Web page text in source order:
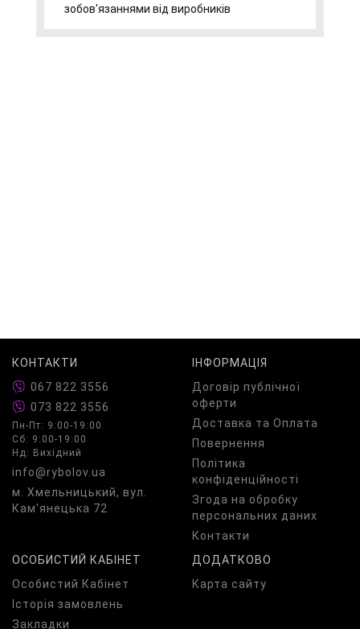
зобов'язаннями від виробників
КОНТАКТИ
067 822 3556
073 822 3556
Пн-Пт: 9:00-19:00
Сб: 9:00-19:00
Нд: Вихідний
info@rybolov.ua
м. Хмельницький, вул.
Кам'янецька 72
ІНФОРМАЦІЯ
Договір публічної
оферти
Доставка та Оплата
Повернення
Політика
конфіденційності
Згода на обробку
персональних даних
Контакти
ОСОБИСТИЙ КАБІНЕТ
Особистий Кабінет
Історія замовлень
Закладки
ДОДАТКОВО
Карта сайту